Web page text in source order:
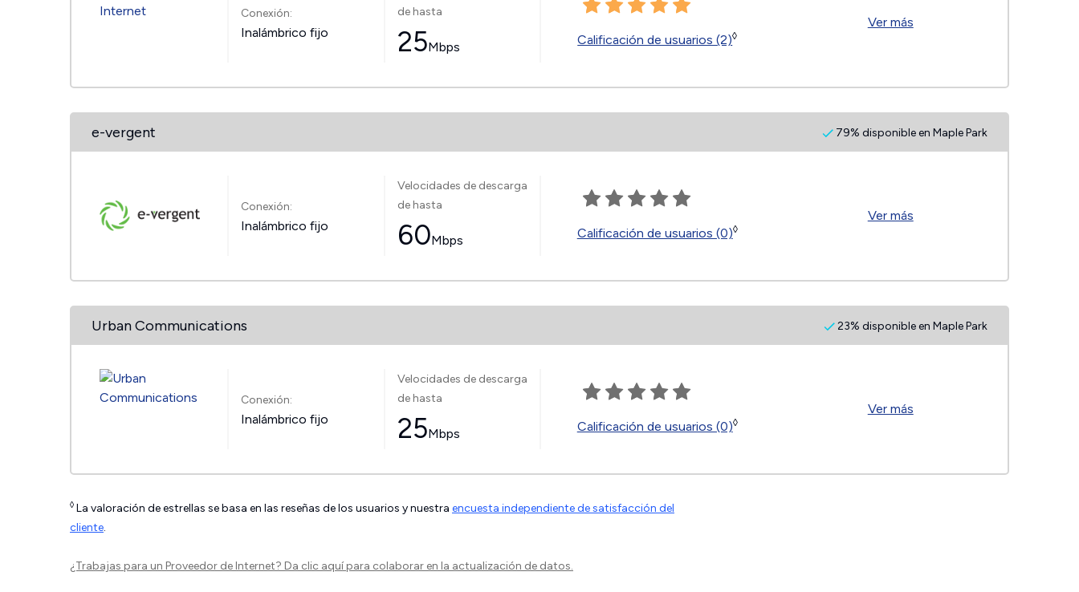
Conexión:
Inalámbrico fijo
de hasta
25Mbps Calificación de usuarios (2)◊
Ver más
e-vergent 79% disponible en Maple Park
Conexión:
Inalámbrico fijo
Velocidades de descarga
de hasta
60Mbps Calificación de usuarios (0)◊
Ver más
Urban Communications 23% disponible en Maple Park
Conexión:
Inalámbrico fijo
Velocidades de descarga
de hasta
25Mbps Calificación de usuarios (0)◊
Ver más
◊ La valoración de estrellas se basa en las reseñas de los usuarios y nuestra encuesta independiente de satisfacción del
cliente.
¿Trabajas para un Proveedor de Internet? Da clic aquípara colaborar en la actualización de datos.